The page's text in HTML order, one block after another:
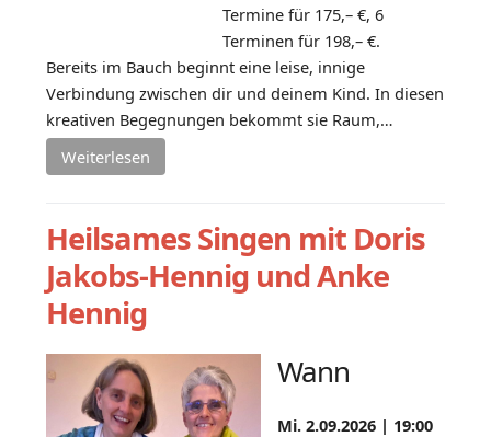
Termine für 175,– €, 6
Terminen für 198,– €.
Bereits im Bauch beginnt eine leise, innige
Verbindung zwischen dir und deinem Kind. In diesen
kreativen Begegnungen bekommt sie Raum,…
Weiterlesen
Heilsames Singen mit Doris
Jakobs-Hennig und Anke
Hennig
Wann
Mi. 2.09.2026 | 19:00